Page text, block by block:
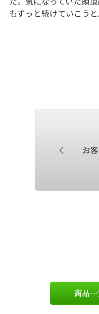
もずっと続けていこうと